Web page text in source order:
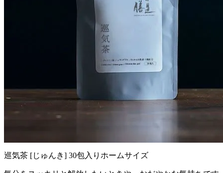
巡気茶 [じゅんき] 30包入りホームサイズ